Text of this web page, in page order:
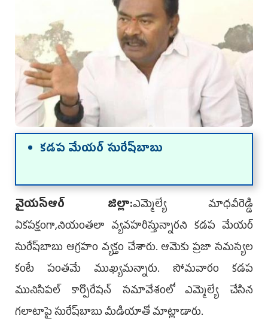
కడప మేయర్‌ సురేష్‌బాబు
వైయ‌స్ఆర్‌ జిల్లా:ఎమ్మెల్యే మాధవీరెడ్డి
ఏకపక్షంగా,నియంతలా వ్యవహరిస్తున్నారని కడప మేయర్‌
సురేష్‌బాబు ఆగ్రహం వ్యక్తం చేశారు. ఆమెకు ప్ర‌జా స‌మ‌స్య‌ల
కంటే పంత‌మే ముఖ్య‌మ‌న్నారు. సోమవారం కడప
మునిసిపల్‌ కార్పొరేషన్‌ సమావేశంలో ఎమ్మెల్యే చేసిన
గలాటాపై సురేష్‌బాబు మీడియాతో మాట్లాడారు.